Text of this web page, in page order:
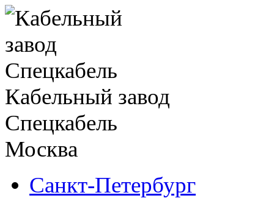
Кабельный завод
Спецкабель
Москва
Санкт-Петербург